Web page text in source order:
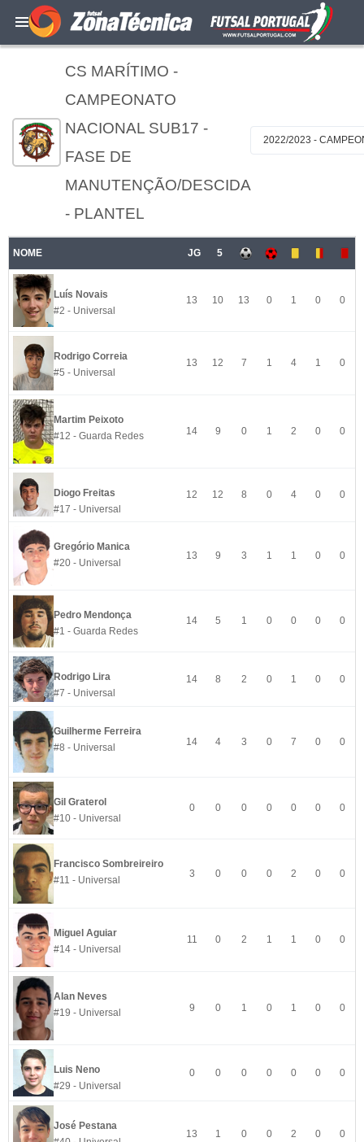
CS MARÍTIMO -
CAMPEONATO
NACIONAL SUB17 -
FASE DE
MANUTENÇÃO/DESCIDA
- PLANTEL
2022/2023 -
NOME JG 5
Luís Novais
#2 - Universal
13 10 13 0 1 0 0
Rodrigo Correia
#5 - Universal
13 12 7 1 4 1 0
Martim Peixoto
#12 - Guarda Redes
14 9 0 1 2 0 0
Diogo Freitas
#17 - Universal
12 12 8 0 4 0 0
Gregório Manica
#20 - Universal
13 9 3 1 1 0 0
Pedro Mendonça
#1 - Guarda Redes
14 5 1 0 0 0 0
Rodrigo Lira
#7 - Universal
14 8 2 0 1 0 0
Guilherme Ferreira
#8 - Universal
14 4 3 0 7 0 0
Gil Graterol
#10 - Universal
0 0 0 0 0 0 0
Francisco Sombreireiro
#11 - Universal
3 0 0 0 2 0 0
Miguel Aguiar
#14 - Universal
11 0 2 1 1 0 0
Alan Neves
#19 - Universal
9 0 1 0 1 0 0
Luis Neno
#29 - Universal
0 0 0 0 0 0 0
José Pestana
13 1 0 0 2 0 0